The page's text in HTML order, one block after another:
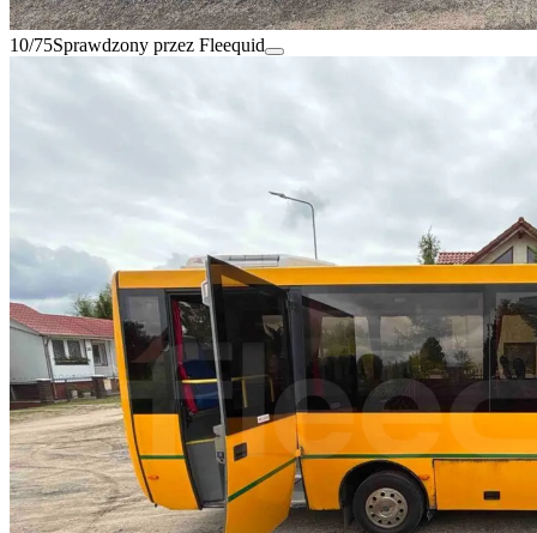
10/75Sprawdzony przez Fleequid